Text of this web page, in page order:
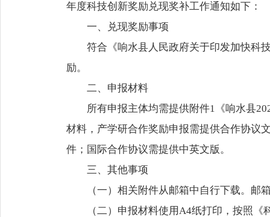
年度科技创新奖励兑现奖补工作通知如下：
一、兑现奖励事项
符合《响水县人民政府关于印发加快科
励。
二、申报材料
所有申报主体均需提供附件1《响水县
材料，产学研合作奖励申报需提供合作协议
件；国际合作协议需提供中英文版。
三、其他事项
（一）相关附件从邮箱中自行下载。邮
（二）申报材料使用A4纸打印，按照